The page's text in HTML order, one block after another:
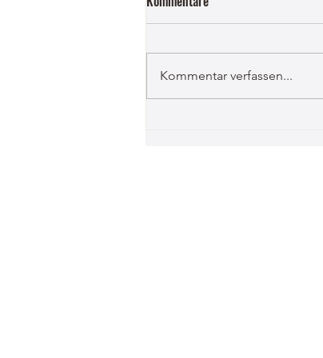
Kommentar verfassen...